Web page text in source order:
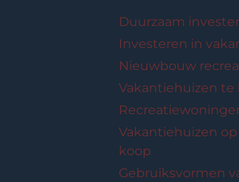
Duurzaam
Investeren in
Nieuwbouw
Vakantiehuizen te
Vakantiehuizen
koop
Gebruiksvormen